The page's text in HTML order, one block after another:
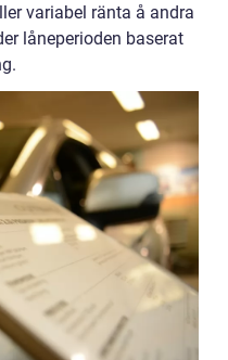
variabel ränta å andra
låneperioden baserat